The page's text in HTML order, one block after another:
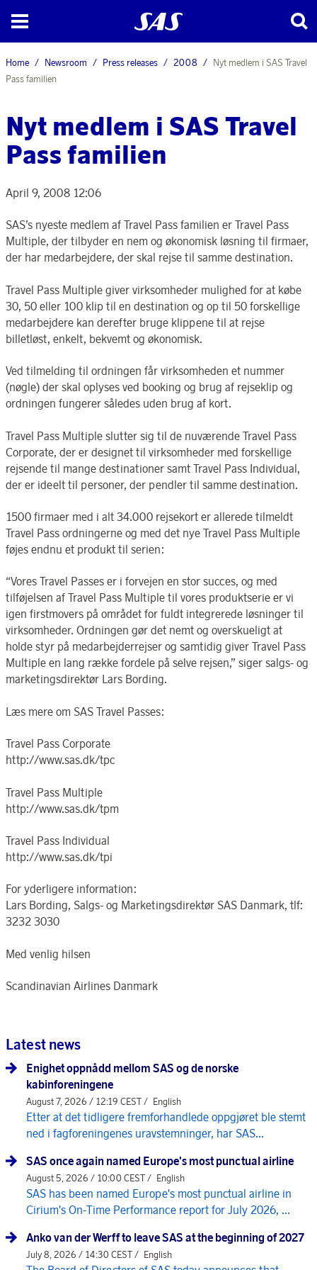
Home Newsroom Press releases 2008
Nyt medlem i SAS Travel
Pass familien
Nyt medlem i SAS Travel
Pass familien
April 9, 2008 12:06
SAS’s nyeste medlem af Travel Pass familien er Travel Pass
Multiple, der tilbyder en nem og økonomisk løsning til firmaer,
der har medarbejdere, der skal rejse til samme destination.
Travel Pass Multiple giver virksomheder mulighed for at købe
30, 50 eller 100 klip til en destination og op til 50 forskellige
medarbejdere kan derefter bruge klippene til at rejse
billetløst, enkelt, bekvemt og økonomisk.
Ved tilmelding til ordningen får virksomheden et nummer
(nøgle) der skal oplyses ved booking og brug af rejseklip og
ordningen fungerer således uden brug af kort.
Travel Pass Multiple slutter sig til de nuværende Travel Pass
Corporate, der er designet til virksomheder med forskellige
rejsende til mange destinationer samt Travel Pass Individual,
der er ideelt til personer, der pendler til samme destination.
1500 firmaer med i alt 34.000 rejsekort er allerede tilmeldt
Travel Pass ordningerne og med det nye Travel Pass Multiple
føjes endnu et produkt til serien:
“Vores Travel Passes er i forvejen en stor succes, og med
tilføjelsen af Travel Pass Multiple til vores produktserie er vi
igen firstmovers på området for fuldt integrerede løsninger til
virksomheder. Ordningen gør det nemt og overskueligt at
holde styr på medarbejderrejser og samtidig giver Travel Pass
Multiple en lang række fordele på selve rejsen,” siger salgs- og
marketingsdirektør Lars Bording.
Læs mere om SAS Travel Passes:
Travel Pass Corporate
http://www.sas.dk/tpc
Travel Pass Multiple
http://www.sas.dk/tpm
Travel Pass Individual
http://www.sas.dk/tpi
For yderligere information:
Lars Bording, Salgs- og Marketingsdirektør SAS Danmark, tlf:
3232 3030
Med venlig hilsen
Scandinavian Airlines Danmark
Latest news
Enighet oppnådd mellom SAS og de norske
kabinforeningene
August 7, 2026 / 12:19 CEST / English
Etter at det tidligere fremforhandlede oppgjøret ble stemt
ned i fagforeningenes uravstemninger, har SAS...
SAS once again named Europe's most punctual airline
August 5, 2026 / 10:00 CEST / English
SAS has been named Europe's most punctual airline in
Cirium's On-Time Performance report for July 2026, ...
Anko van der Werff to leave SAS at the beginning of 2027
July 8, 2026 / 14:30 CEST / English